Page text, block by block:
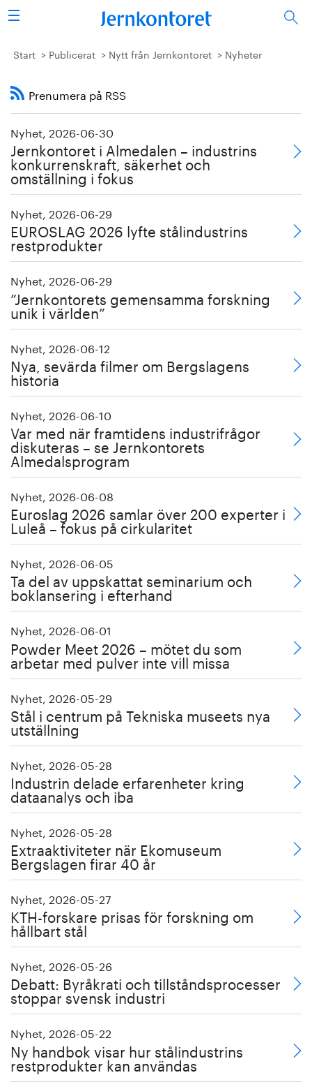
Sök
Stålindustrin
Vision 2050
Energi/miljö
Vi tycker
Publicerat
Bildbank
Om oss
Start Publicerat Nytt från Jernkontoret Nyheter
Prenumera på RSS
Nyhet, 2026-06-30
Jernkontoret i Almedalen – industrins
konkurrenskraft, säkerhet och
omställning i fokus
Nyhet, 2026-06-29
EUROSLAG 2026 lyfte stålindustrins
restprodukter
Nyhet, 2026-06-29
”Jernkontorets gemensamma forskning
unik i världen”
Nyhet, 2026-06-12
Nya, sevärda filmer om Bergslagens
historia
Nyhet, 2026-06-10
Var med när framtidens industrifrågor
diskuteras – se Jernkontorets
Almedalsprogram
Nyhet, 2026-06-08
Euroslag 2026 samlar över 200 experter i
Luleå – fokus på cirkularitet
Nyhet, 2026-06-05
Ta del av uppskattat seminarium och
boklansering i efterhand
Nyhet, 2026-06-01
Powder Meet 2026 – mötet du som
arbetar med pulver inte vill missa
Nyhet, 2026-05-29
Stål i centrum på Tekniska museets nya
utställning
Nyhet, 2026-05-28
Industrin delade erfarenheter kring
dataanalys och iba
Nyhet, 2026-05-28
Extraaktiviteter när Ekomuseum
Bergslagen firar 40 år
Nyhet, 2026-05-27
KTH-forskare prisas för forskning om
hållbart stål
Nyhet, 2026-05-26
Debatt: Byråkrati och tillståndsprocesser
stoppar svensk industri
Nyhet, 2026-05-22
Ny handbok visar hur stålindustrins
restprodukter kan användas